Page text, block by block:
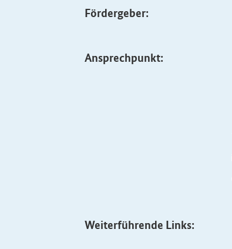
Fördergeber:
Ansprechpunkt:
Weiterführende Links: